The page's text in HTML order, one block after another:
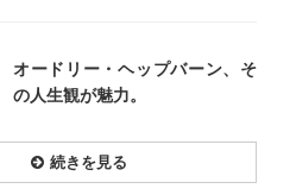
オードリー・ヘップバーン、そ
の人生観が魅力。
続きを見る